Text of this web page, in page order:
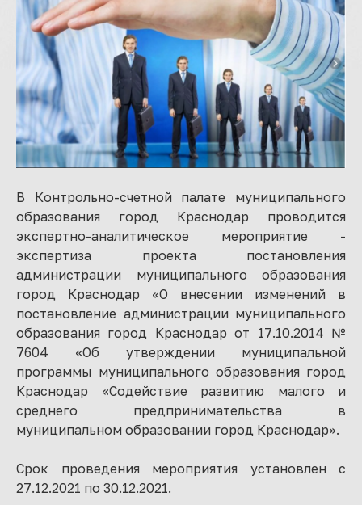
В Контрольно-счетной палате муниципального
образования город Краснодар проводится
экспертно-аналитическое мероприятие -
экспертиза проекта постановления
администрации муниципального образования
город Краснодар «О внесении изменений в
постановление администрации муниципального
образования город Краснодар от 17.10.2014 №
7604 «Об утверждении муниципальной
программы муниципального образования город
Краснодар «Содействие развитию малого и
среднего предпринимательства в
муниципальном образовании город Краснодар».
Срок проведения мероприятия установлен с
27.12.2021 по 30.12.2021.